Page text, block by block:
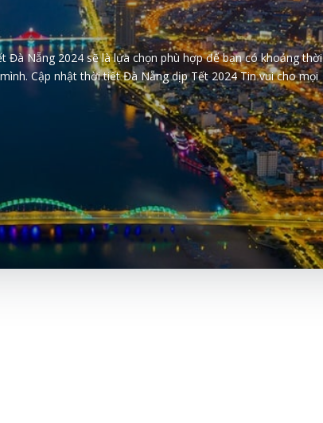
Nẵng 2024 sẽ là lựa chọn phù hợp để bạn có khoảng thời
Cập nhật thời tiết Đà Nẵng dịp Tết 2024 Tin vui cho mọi